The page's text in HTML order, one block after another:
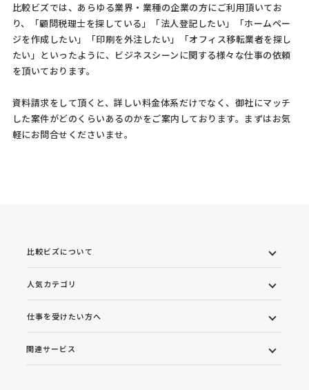
比較ビズでは、あらゆる業界・業種の企業の方にご利用頂いてお
り、「顧問税理士を探している」「法人登記したい」「ホームペー
ジを作成したい」「印刷を外注したい」「オフィス移転業者を探し
たい」といったように、ビジネスシーンに関する様々な仕事の依頼
を頂いております。
資料請求をして頂くと、詳しい料金体系だけでなく、御社にマッチ
した案件がどのくらいあるのかをご案内しております。まずはお気
軽にお問合せくださいませ。
比較ビズについて
人気カテゴリ
仕事を受けたい方へ
関連サービス